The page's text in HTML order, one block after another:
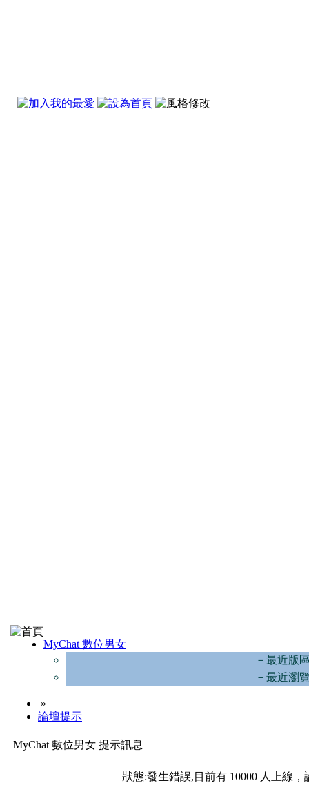
MyChat 數位男女
－最近版
－最近瀏
»
論壇提示
MyChat 數位男女 提示訊息
狀態:發生錯誤,目前有 10000 人上線